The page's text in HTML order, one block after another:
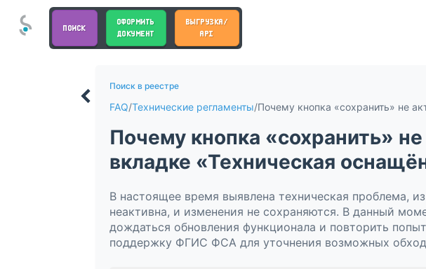
ПОИСК
ОФОРМИТЬ
ДОКУМЕНТ
ВЫГРУЗКА/
API
Поиск в реестре
FAQ/Технические регламенты/
Почему кнопка «сохранить»
вкладке «Техническая
В настоящее время выявлена техническая проблема,
неактивна, и изменения не сохраняются. В данный
дождаться обновления функционала и повторить
поддержку ФГИС ФСА для уточнения возможных